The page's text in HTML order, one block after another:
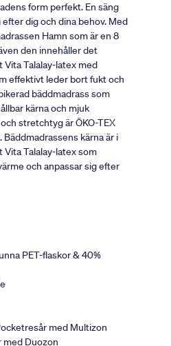
form perfekt. En säng
dig och dina behov. Med
Hamn som är en 8
den innehåller det
Talalay-latex med
effektivt leder bort fukt och
bäddmadrass som
kärna och mjuk
stretchtyg är ÖKO-TEX
kärna är i
Talalay-latex som
och anpassar sig efter
PET-flaskor & 40%
med Multizon
med Duozon